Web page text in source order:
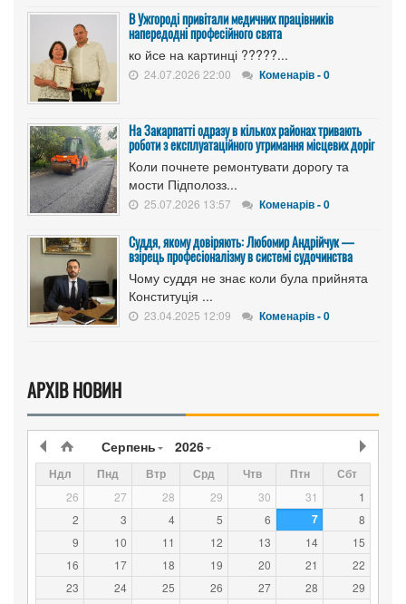
В Ужгороді привітали медичних працівників
напередодні професійного свята
ко йсе на картинці ?????...
24.07.2026 22:00 Коменарів - 0
На Закарпатті одразу в кількох районах тривають
роботи з експлуатаційного утримання місцевих доріг
Коли почнете ремонтувати дорогу та
мости Підполозз...
25.07.2026 13:57 Коменарів - 0
Суддя, якому довіряють: Любомир Андрійчук —
взірець професіоналізму в системі судочинства
Чому суддя не знає коли була прийнята
Конституція ...
23.04.2025 12:09 Коменарів - 0
АРХІВ НОВИН
Серпень 2026
Ндл Пнд Втр Срд Чтв Птн Сбт
26 27 28 29 30 31
1
2
3 4 5 6 7
8
9
10 11 12 13 14
15
16
17 18 19 20 21
22
23
24 25 26 27 28
29